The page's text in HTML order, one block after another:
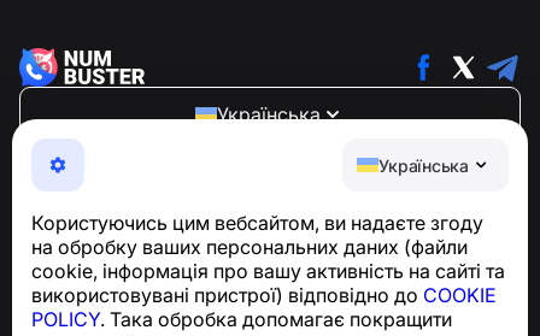
Українська
Користуючись цим вебсайтом, ви надаєте згоду
на обробку ваших персональних даних (файли
cookie, інформація про вашу активність на сайті та
використовувані пристрої) відповідно до COOKIE
POLICY. Така обробка допомагає покращити
Українська
NumBuster © 2013—2026 ·
support@numbuster.com
Зручний додаток, що захищає вас від телефонного
З питань відповідності GDPR:
support@numbuster.com